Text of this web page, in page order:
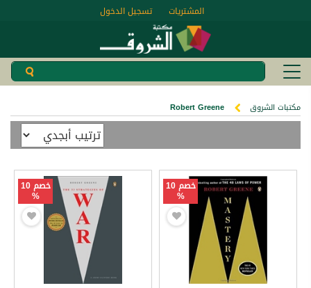
تسجيل الدخول المشتريات
مكتبات الشروق Robert Greene
خصم 10
%
خصم 10
%